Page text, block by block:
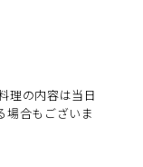
理の内容は当日
場合もございま